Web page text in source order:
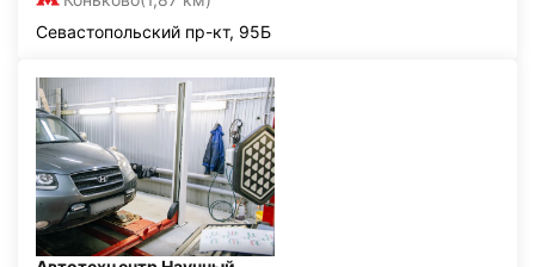
Севастопольский пр-кт, 95Б